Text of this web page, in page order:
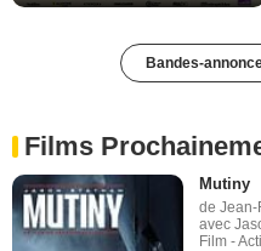
Bandes-
Films
Mutiny
de Jean-
avec
Film -